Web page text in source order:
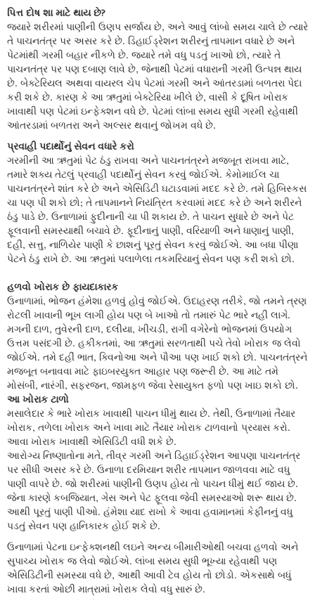
પિત્ત દોષ શા માટે થાય છે?
જ્યારે શરીરમાં પાણીની ઉણપ સર્જાય છે, અને આવું લાંબો સમય ચાલે છે ત્યારે
તે પાચનતંત્ર પર અસર કરે છે. ડિહાઈડ્રેશન શરીરનું તાપમાન વધારે છે અને
પેટમાંથી ગરમી બહાર નીકળે છે. જ્યારે તમે વધુ પડતું ખાઓ છો, ત્યારે તે
પાચનતંત્ર પર પણ દબાણ લાવે છે, જેનાથી પેટમાં વધારાની ગરમી ઉત્પન્ન થાય
છે. બેક્ટેરિયલ અથવા વાયરલ ચેપ પેટમાં ગરમી અને આંતરડામાં બળતરા પેદા
કરી શકે છે. કારણ કે આ ઋતુમાં બેક્ટેરિયા ખીલે છે, વાસી કે દૂષિત ખોરાક
ખાવાથી પણ પેટમાં ઇન્ફેક્શન વધે છે. પેટમાં લાંબા સમય સુધી ગરમી રહેવાથી
આંતરડામાં બળતરા અને અલ્સર થવાનું જોખમ વધે છે.
પ્રવાહી પદાર્થોનું સેવન વધારે કરો
ગરમીની આ ઋતુમાં પેટ ઠંડુ રાખવા અને પાચનતંત્રને મજબૂત રાખવા માટે,
તમારે શક્ય તેટલું પ્રવાહી પદાર્થોનું સેવન કરવું જોઈએ. કેમોમાઈલ ચા
પાચનતંત્રને શાંત કરે છે અને એસિડિટી ઘટાડવામાં મદદ કરે છે. તમે હિબિસ્કસ
ચા પણ પી શકો છો; તે તાપમાનને નિયંત્રિત કરવામાં મદદ કરે છે અને શરીરને
ઠંડુ પાડે છે. ઉનાળામાં ફુદીનાની ચા પી શકાય છે. તે પાચન સુધારે છે અને પેટ
ફૂલવાની સમસ્યાથી બચાવે છે. ફૂદીનાનું પાણી, વરિયાળી અને ધાણાનું પાણી,
દહીં, સત્તુ, નાળિયેર પાણી કે છાશનું પૂરતું સેવન કરવું જોઈએ. આ બધા પીણા
પેટને ઠંડુ રાખે છે. આ ઋતુમાં પલાળેલા તકમરિયાનું સેવન પણ કરી શકો છો.
હળવો ખોરાક છે ફાયદાકારક
ઉનાળામાં, ભોજન હંમેશા હળવું હોવું જોઈએ. ઉદાહરણ તરીકે, જો તમને ત્રણ
રોટલી ખાવાની ભૂખ લાગી હોય પણ બે ખાઓ તો તમારું પેટ ભારે નહીં લાગે.
મગની દાળ, તુવેરની દાળ, દલીયા, ખીચડી, રાગી વગેરેનો ભોજનમાં ઉપયોગ
ઉત્તમ પસંદગી છે. હકીકતમાં, આ ઋતુમાં સરળતાથી પચે તેવો ખોરાક જ લેવો
જોઈએ. તમે દહીં ભાત, ક્વિનોઆ અને પૌઆ પણ ખાઈ શકો છો. પાચનતંત્રને
મજબૂત બનાવવા માટે ફાઇબરયુક્ત આહાર પણ જરૂરી છે. આ માટે તમે
મોસંબી, નારંગી, સફરજન, જામફળ જેવા રેસાયુક્ત ફળો પણ ખાઇ શકો છો.
આ ખોરાક ટાળો
મસાલેદાર કે ભારે ખોરાક ખાવાથી પાચન ધીમું થાય છે. તેથી, ઉનાળામાં તૈયાર
ખોરાક, તળેલા ખોરાક અને ખાવા માટે તૈયાર ખોરાક ટાળવાનો પ્રયાસ કરો.
આવા ખોરાક ખાવાથી એસિડિટી વધી શકે છે.
આરોગ્ય નિષ્ણાતોના મતે, તીવ્ર ગરમી અને ડિહાઈડ્રેશન આપણા પાચનતંત્ર
પર સીધી અસર કરે છે. ઉનાળા દરમિયાન શરીર તાપમાન જાળવવા માટે વધુ
પાણી વાપરે છે. જો શરીરમાં પાણીની ઉણપ હોય તો પાચન ધીમું થઈ જાય છે.
જેના કારણે કબજિયાત, ગેસ અને પેટ ફૂલવા જેવી સમસ્યાઓ શરૂ થાય છે.
આથી પૂરતું પાણી પીઓ. હંમેશા યાદ રાખો કે આવા હવામાનમાં કેફીનનું વધુ
પડતું સેવન પણ હાનિકારક હોઈ શકે છે.
ઉનાળામાં પેટના ઇન્ફેક્શનથી લઇને અન્ય બીમારીઓથી બચવા હળવો અને
સુપાચ્ય ખોરાક જ લેવો જોઈએ. લાંબા સમય સુધી ભૂખ્યા રહેવાથી પણ
એસિડિટીની સમસ્યા વધે છે, આથી આવી ટેવ હોય તો છોડો. એકસાથે બધું
ખાવા કરતાં ઓછી માત્રામાં ખોરાક લેવો વધુ સારું છે.